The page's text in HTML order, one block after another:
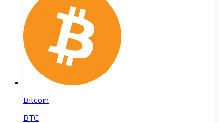
Bitcoin
BTC